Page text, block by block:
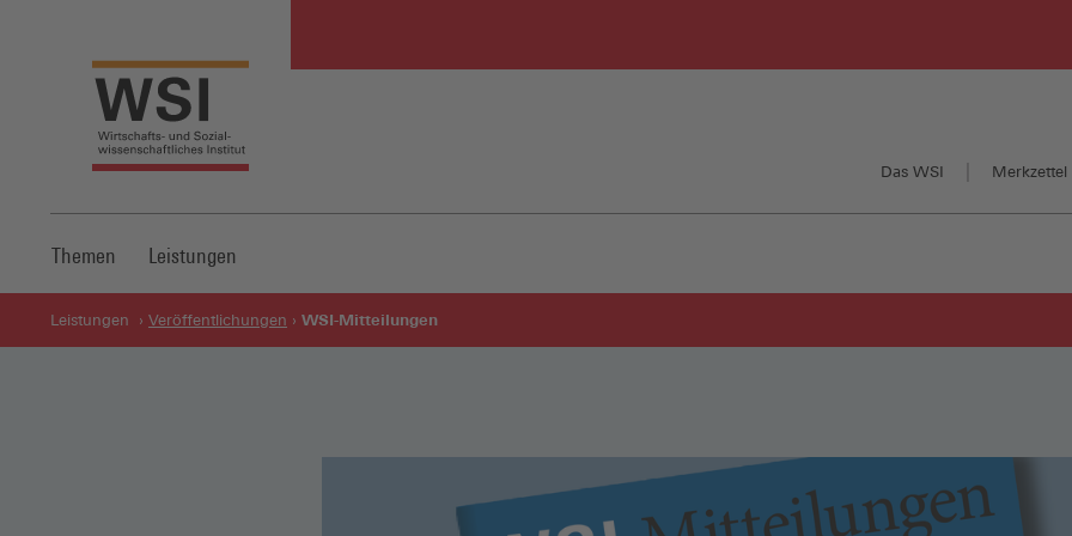
Das WSI Merkzettel
Themen Leistungen
Leistungen Veröffentlichungen WSI-Mitteilungen